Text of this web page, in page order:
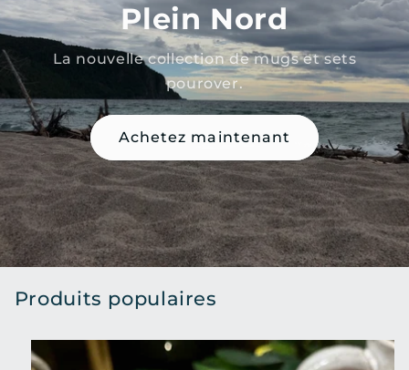
Plein Nord
La nouvelle collection de mugs et sets
pourover.
Achetez maintenant
Produits populaires